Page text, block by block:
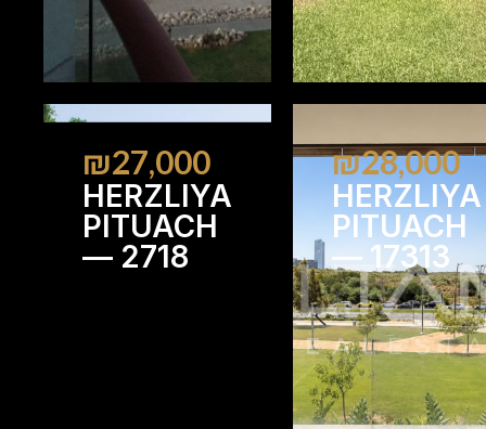
₪27,000
HERZLIYA
PITUACH
— 2718
₪28,000
HERZLIYA
PITUACH
— 17313
4 3